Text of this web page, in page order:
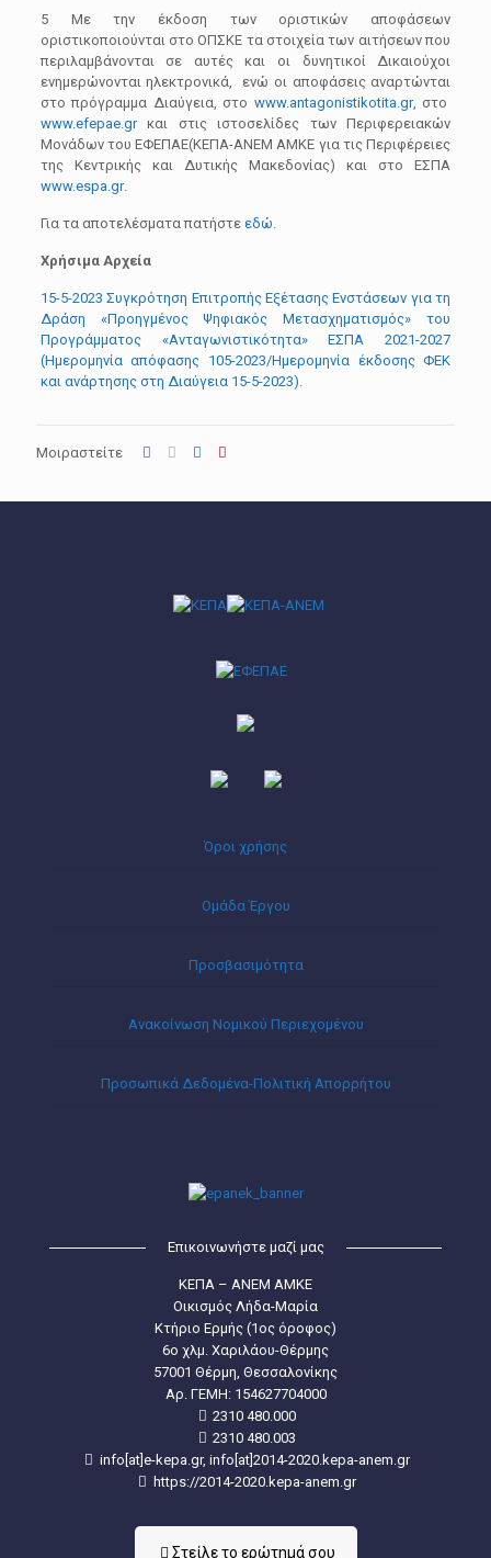
5 Με την έκδοση των οριστικών αποφάσεων
οριστικοποιούνται στο ΟΠΣΚΕ τα στοιχεία των αιτήσεων που
περιλαμβάνονται σε αυτές και οι δυνητικοί Δικαιούχοι
ενημερώνονται ηλεκτρονικά, ενώ οι αποφάσεις αναρτώνται
στο πρόγραμμα Διαύγεια, στο www.antagonistikotita.gr, στο
www.efepae.grκαι στις ιστοσελίδες των Περιφερειακών
Μονάδων του ΕΦΕΠΑΕ(ΚΕΠΑ-ΑΝΕΜ ΑΜΚΕ για τις Περιφέρειες
της Κεντρικής και Δυτικής Μακεδονίας) και στο ΕΣΠΑ
www.espa.gr.
Για τα αποτελέσματα πατήστε εδώ.
Χρήσιμα Αρχεία
15-5-2023 Συγκρότηση Επιτροπής Εξέτασης Ενστάσεων για τη
Δράση «Προηγμένος Ψηφιακός Μετασχηματισμός» του
Προγράμματος «Ανταγωνιστικότητα» ΕΣΠΑ 2021-2027
(Hμερομηνία απόφασης 105-2023/Ημερομηνία έκδοσης ΦΕΚ
και ανάρτησης στη Διαύγεια 15-5-2023).
Μοιραστείτε
Όροι χρήσης
Ομάδα Έργου
Προσβασιμότητα
Ανακοίνωση Νομικού Περιεχομένου
Προσωπικά Δεδομένα-Πολιτική Απορρήτου
Επικοινωνήστε μαζί μας
ΚΕΠΑ – ΑΝΕΜ ΑΜΚΕ
Οικισμός Λήδα-Μαρία
Κτήριο Ερμής (1ος όροφος)
6ο χλμ. Χαριλάου-Θέρμης
57001 Θέρμη, Θεσσαλονίκης
Aρ. ΓΕΜΗ: 154627704000
2310 480.000
2310 480.003
info[at]e-kepa.gr, info[at]2014-2020.kepa-anem.gr
https://2014-2020.kepa-anem.gr
Στείλε τo ερώτημά σου